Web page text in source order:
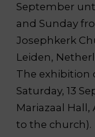
September
and Sunday
Josephkerk
Leiden,
The exhibition
Saturday, 13
Mariazaal
to the church).